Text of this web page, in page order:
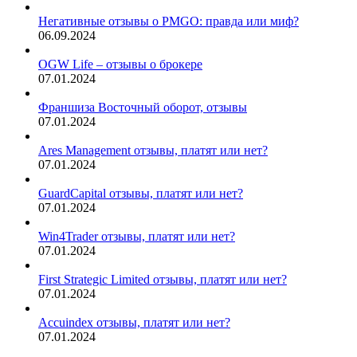
Негативные отзывы о PMGO: правда или миф?
06.09.2024
OGW Life – отзывы о брокере
07.01.2024
Франшиза Восточный оборот, отзывы
07.01.2024
Ares Management отзывы, платят или нет?
07.01.2024
GuardCapital отзывы, платят или нет?
07.01.2024
Win4Trader отзывы, платят или нет?
07.01.2024
First Strategic Limited отзывы, платят или нет?
07.01.2024
Accuindex отзывы, платят или нет?
07.01.2024